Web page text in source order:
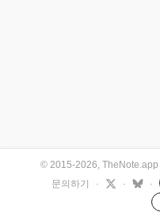
© 2015-2026, TheNote.app
문의하기
· · ·